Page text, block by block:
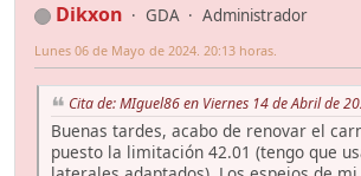
Dikxon GDA
Administrador
Lunes 06 de Mayo de 2024. 20:13 horas.
Cita de: MIguel86 en Viernes 14 de Abril de
Buenas tardes, acabo de renovar el
puesto la limitación 42.01 (tengo que